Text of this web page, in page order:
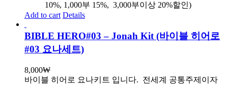
10%, 1,000부 15%, 3,000부이상 20%할인)
Add to cart Details
BIBLE HERO#03 – Jonah Kit (바이블 히어로
#03 요나세트)
8,000₩
바이블 히어로 요나키트 입니다. 전세계 공통주제이자